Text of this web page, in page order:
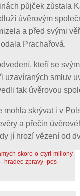
půjček zůstala
úvěrovým
a před svými
Prachařová.
kteří se
uzavíraných smluv
tak úvěrovou
mohla skrývat i v
a přečin
jí hrozí vězení od
skoro-o-ctyri-miliony-
zpravy_pos